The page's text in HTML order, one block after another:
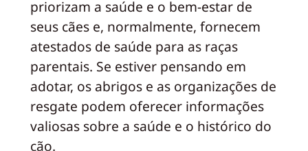
priorizam a saúde e o bem-estar de
seus cães e, normalmente, fornecem
atestados de saúde para as raças
parentais. Se estiver pensando em
adotar, os abrigos e as organizações de
resgate podem oferecer informações
valiosas sobre a saúde e o histórico do
cão.